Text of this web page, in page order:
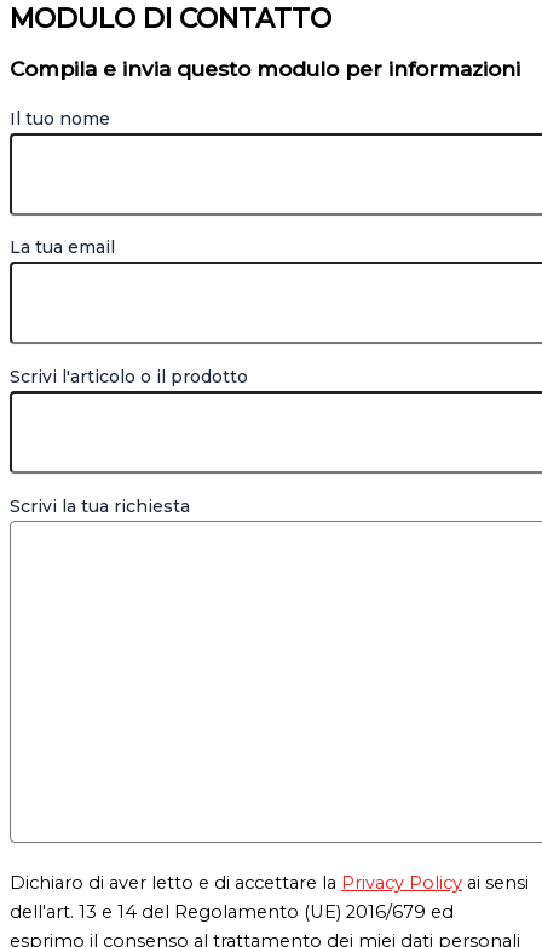
MODULO DI CONTATTO
Compila e invia questo modulo per informazioni
Il tuo nome
La tua email
Scrivi l'articolo o il prodotto
Scrivi la tua richiesta
Dichiaro di aver letto e di accettare la Privacy Policy ai sensi
dell'art. 13 e 14 del Regolamento (UE) 2016/679 ed
esprimo il consenso al trattamento dei miei dati personali